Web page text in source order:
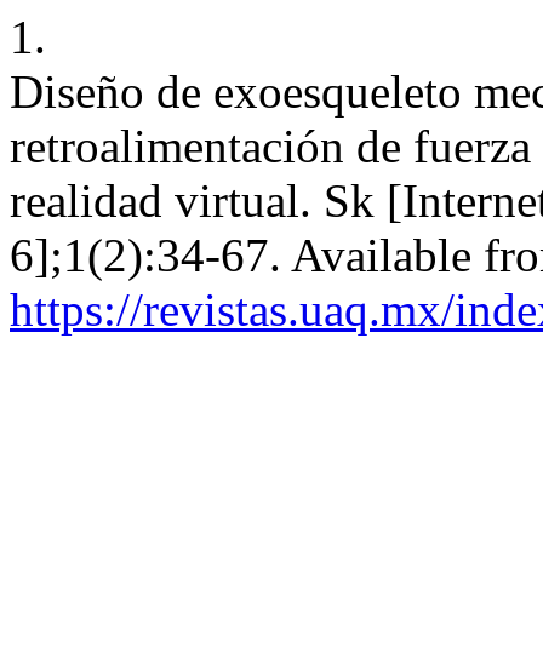
1.
Diseño de exoesqueleto
retroalimentación de
realidad virtual. Sk
6];1(2):34-67. Available
https://revistas.uaq.mx/